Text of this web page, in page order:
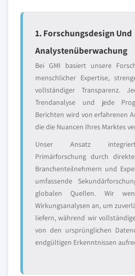
1. Forschungsdesign Und
Analystenüberwachung
Bei GMI basiert unsere
menschlicher Expertise,
vollständiger Transparenz.
Trendanalyse und jede
Berichten wird von erfahrenen
die die Nuancen Ihres Marktes
Unser Ansatz
Primärforschung durch
Branchenteilnehmern und
umfassende
globalen Quellen. Wir
Wirkungsanalysen an, um
liefern, während wir
von den ursprünglichen
endgültigen Erkenntnissen